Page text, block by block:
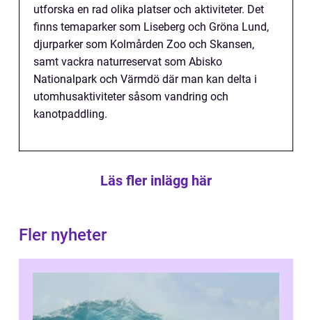
utforska en rad olika platser och aktiviteter. Det
finns temaparker som Liseberg och Gröna Lund,
djurparker som Kolmården Zoo och Skansen,
samt vackra naturreservat som Abisko
Nationalpark och Värmdö där man kan delta i
utomhusaktiviteter såsom vandring och
kanotpaddling.
Läs fler inlägg här
Fler nyheter